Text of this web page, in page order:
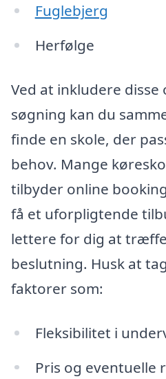
Fuglebjerg
Herfølge
Ved at inkludere
søgning kan du
finde en skole, der
behov. Mange
tilbyder online
få et uforpligtende
lettere for dig at
beslutning. Husk at
faktorer som:
Fleksibilitet i
Pris og eventuelle